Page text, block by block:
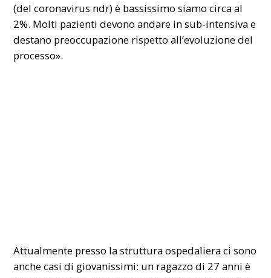
(del coronavirus ndr) è bassissimo siamo circa al
2%. Molti pazienti devono andare in sub-intensiva e
destano preoccupazione rispetto all’evoluzione del
processo».
Attualmente presso la struttura ospedaliera ci sono
anche casi di giovanissimi: un ragazzo di 27 anni è